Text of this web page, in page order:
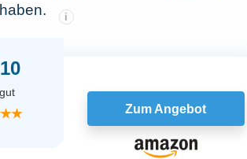
i
Zum Angebot